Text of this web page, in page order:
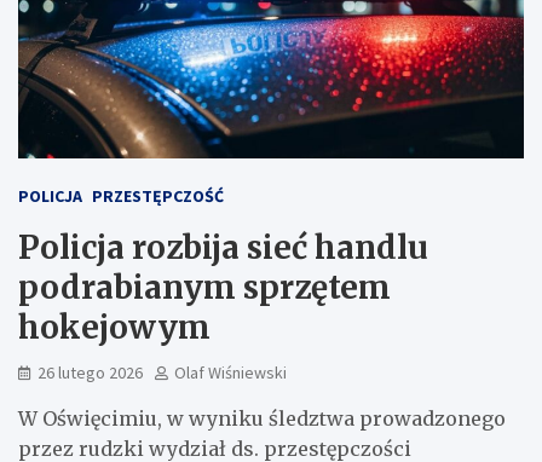
POLICJA PRZESTĘPCZOŚĆ
Policja rozbija sieć handlu
podrabianym sprzętem
hokejowym
26 lutego 2026 Olaf Wiśniewski
W Oświęcimiu, w wyniku śledztwa prowadzonego
przez rudzki wydział ds. przestępczości